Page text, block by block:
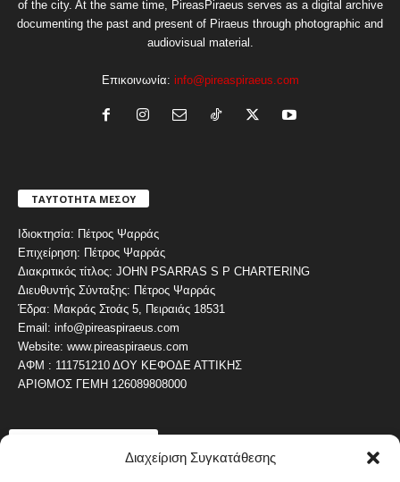
Διαχείριση Συγκατάθεσης
of the city. At the same time, PireasPiraeus serves as a digital archive
documenting the past and present of Piraeus through photographic and
audiovisual material.
Επικοινωνία: info@pireaspiraeus.com
ΤΑΥΤΟΤΗΤΑ ΜΕΣΟΥ
Ιδιοκτησία: Πέτρος Ψαρράς
Επιχείρηση: Πέτρος Ψαρράς
Διακριτικός τίτλος: JOHN PSARRAS S P CHARTERING
Διευθυντής Σύνταξης: Πέτρος Ψαρράς
Έδρα: Μακράς Στοάς 5, Πειραιάς 18531
Email: info@pireaspiraeus.com
Website: www.pireaspiraeus.com
ΑΦΜ : 111751210 ΔΟΥ ΚΕΦΟΔΕ ΑΤΤΙΚΗΣ
ΑΡΙΘΜΟΣ ΓΕΜΗ 126089808000
4486